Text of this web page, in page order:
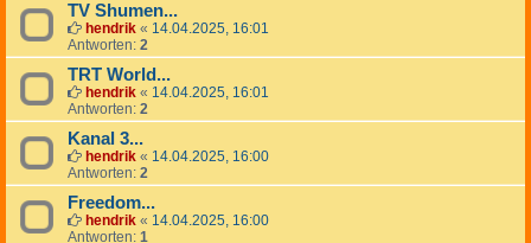
TV Shumen...
hendrik « 14.04.2025, 16:01
Antworten: 2
TRT World...
hendrik « 14.04.2025, 16:01
Antworten: 2
Kanal 3...
hendrik « 14.04.2025, 16:00
Antworten: 2
Freedom...
hendrik « 14.04.2025, 16:00
Antworten: 1